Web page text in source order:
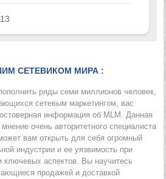
СЕТЕВИКОМ МИРА :
ряды семи миллионов человек,
сетевым маркетингом, вас
информация об MLM. Данная
очень авторитетного специалиста
вам открыть для себя огромный
индустрии и ее уязвимость при
ключевых аспектов. Вы научитесь
продажей и доставкой